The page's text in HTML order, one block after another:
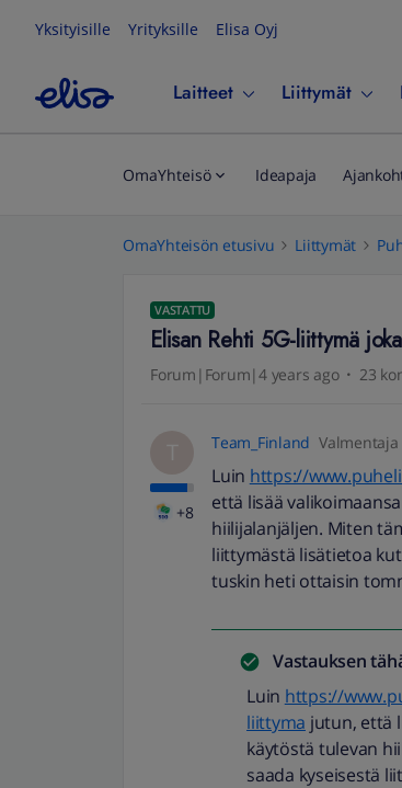
Yksityisille Yrityksille Elisa Oyj
Laitteet Liittymät
OmaYhteisö Ideapaja
OmaYhteisön etusivu Liittymät
VASTATTU
Elisan Rehti 5G-liittymä
Forum|Forum|4 years ago 23
T
+8
Team_Finland Valmentaja
Luin https://
että lisää
hiilijalanjäljen. Miten
liittymästä lisätietoa
tuskin heti ottaisin
Vastauksen
Luin https://
liittyma jutun, että
käytöstä tulevan
saada kyseisestä